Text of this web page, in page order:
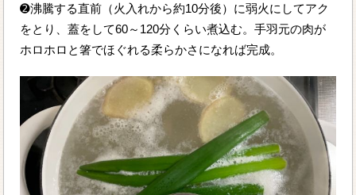
➋沸騰する直前（火入れから約10分後）に弱火にしてアク
をとり、蓋をして60～120分くらい煮込む。手羽元の肉が
ホロホロと箸でほぐれる柔らかさになれば完成。